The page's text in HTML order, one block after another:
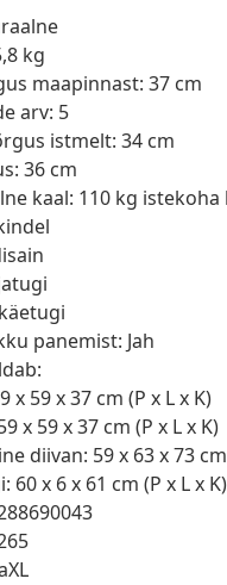
kg
maapinnast: 37 cm
arv: 5
istmelt: 34 cm
36 cm
kaal: 110 kg istekoha
panemist: Jah
x 59 x 37 cm (P x L x K)
x 59 x 37 cm (P x L x K)
diivan: 59 x 63 x 73
60 x 6 x 61 cm (P x L x K)